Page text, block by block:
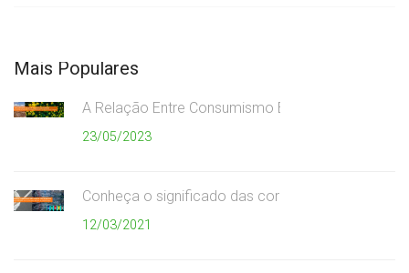
Mais Populares
A Relação Entre Consumismo Exagerado e Meio
23/05/2023
Conheça o significado das cores da coleta
12/03/2021